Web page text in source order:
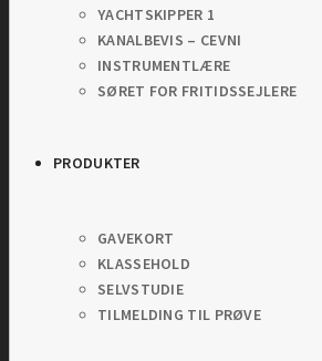
YACHTSKIPPER 1
KANALBEVIS – CEVNI
INSTRUMENTLÆRE
SØRET FOR FRITIDSSEJLERE
PRODUKTER
GAVEKORT
KLASSEHOLD
SELVSTUDIE
TILMELDING TIL PRØVE